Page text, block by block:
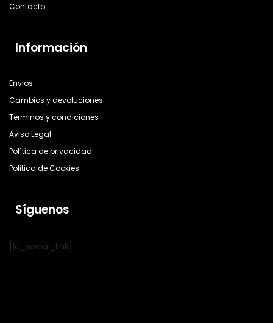
Contacto
Información
Envios
Cambios y devoluciones
Terminos y condiciones
Aviso Legal
Política de privacidad
Politica de Cookies
Síguenos
[la_social_link]